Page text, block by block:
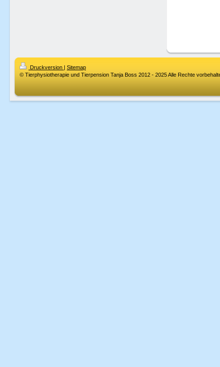
Druckversion | Sitemap
© Tierphysiotherapie und Tierpension Tanja Boss 2012 - 2025 Alle Rechte